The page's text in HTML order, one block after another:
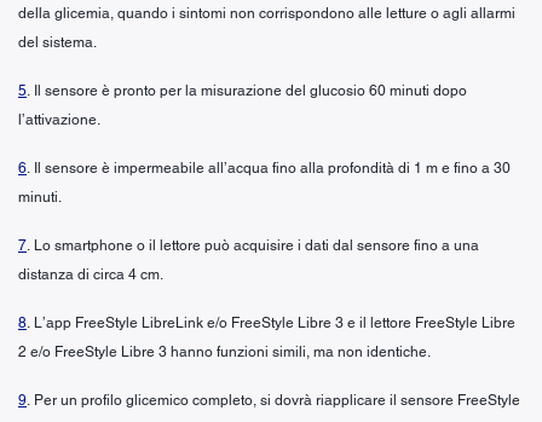
della glicemia, quando i sintomi non corrispondono alle letture o agli allarmi
del sistema.
5. Il sensore è pronto per la misurazione del glucosio 60 minuti dopo
l’attivazione.
6. Il sensore è impermeabile all’acqua fino alla profondità di 1 m e fino a 30
minuti.
7. Lo smartphone o il lettore può acquisire i dati dal sensore fino a una
distanza di circa 4 cm.
8. L’app FreeStyle LibreLink e/o FreeStyle Libre 3 e il lettore FreeStyle Libre
2 e/o FreeStyle Libre 3 hanno funzioni simili, ma non identiche.
9. Per un profilo glicemico completo, si dovrà riapplicare il sensore FreeStyle